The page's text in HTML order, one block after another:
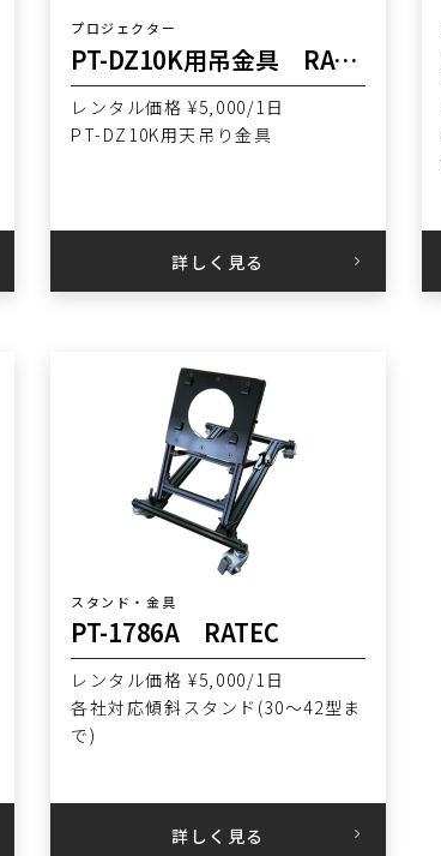
プロジェクター
PT-DZ10K用吊金具 RATEC
レンタル価格 ¥5,000/1日
PT-DZ10K用天吊り金具
詳しく見る
スタンド・金具
PT-1786A RATEC
レンタル価格 ¥5,000/1日
各社対応傾斜スタンド(30〜42型ま
で)
詳しく見る